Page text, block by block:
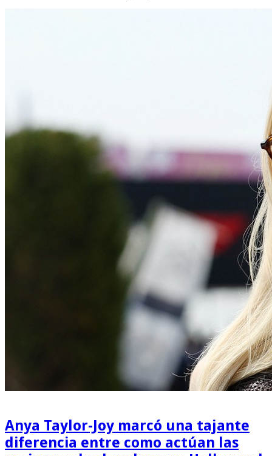
Anya Taylor-Joy marcó una tajante
diferencia entre como actúan las